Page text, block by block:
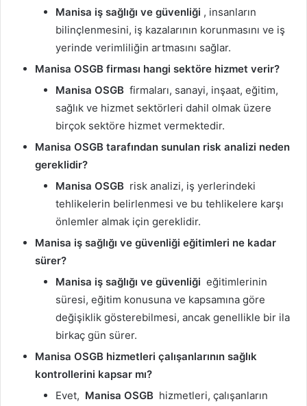
Manisa iş sağlığı ve güvenliği , insanların
bilinçlenmesini, iş kazalarının korunmasını ve iş
yerinde verimliliğin artmasını sağlar.
Manisa OSGB firması hangi sektöre hizmet verir?
Manisa OSGB firmaları, sanayi, inşaat, eğitim,
sağlık ve hizmet sektörleri dahil olmak üzere
birçok sektöre hizmet vermektedir.
Manisa OSGB tarafından sunulan risk analizi neden
gereklidir?
Manisa OSGB risk analizi, iş yerlerindeki
tehlikelerin belirlenmesi ve bu tehlikelere karşı
önlemler almak için gereklidir.
Manisa iş sağlığı ve güvenliği eğitimleri ne kadar
sürer?
Manisa iş sağlığı ve güvenliği eğitimlerinin
süresi, eğitim konusuna ve kapsamına göre
değişiklik gösterebilmesi, ancak genellikle bir ila
birkaç gün sürer.
Manisa OSGB hizmetleri çalışanlarının sağlık
kontrollerini kapsar mı?
Evet, Manisa OSGB hizmetleri, çalışanların